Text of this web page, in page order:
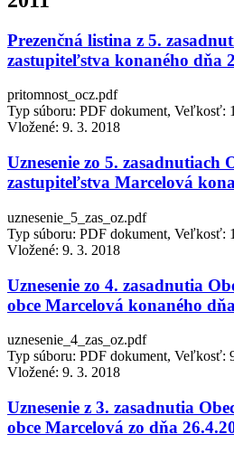
Prezenčná listina z 5.
zastupiteľstva konaného dňa
pritomnost_ocz.pdf
Typ súboru: PDF dokument, Veľkosť:
Vložené: 9. 3. 2018
Uznesenie zo 5. zasadnutiach
zastupiteľstva Marcelová
uznesenie_5_zas_oz.pdf
Typ súboru: PDF dokument, Veľkosť:
Vložené: 9. 3. 2018
Uznesenie zo 4. zasadnutia
obce Marcelová konaného
uznesenie_4_zas_oz.pdf
Typ súboru: PDF dokument, Veľkosť:
Vložené: 9. 3. 2018
Uznesenie z 3. zasadnutia
obce Marcelová zo dňa